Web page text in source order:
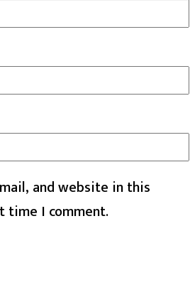
and website in this
time I comment.